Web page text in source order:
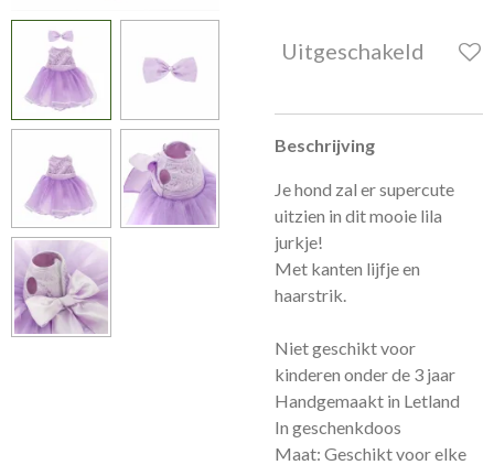
Uitgeschakeld
Beschrijving
Je hond zal er supercute
uitzien in dit mooie lila
jurkje!
Met kanten lijfje en
haarstrik.
Niet geschikt voor
kinderen onder de 3 jaar
Handgemaakt in Letland
In geschenkdoos
Maat: Geschikt voor elke